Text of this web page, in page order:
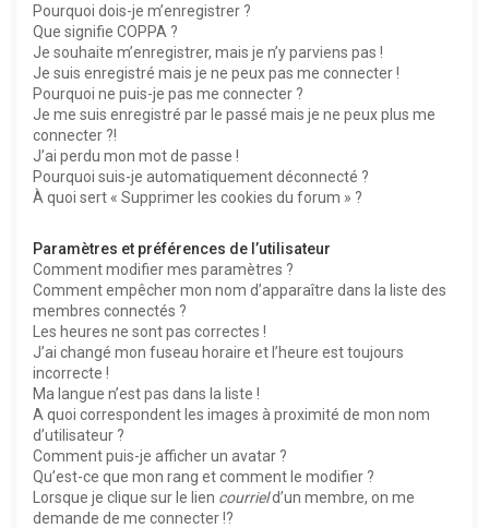
Pourquoi dois-je m’enregistrer ?
Que signifie COPPA ?
Je souhaite m’enregistrer, mais je n’y parviens pas !
Je suis enregistré mais je ne peux pas me connecter !
Pourquoi ne puis-je pas me connecter ?
Je me suis enregistré par le passé mais je ne peux plus me
connecter ?!
J’ai perdu mon mot de passe !
Pourquoi suis-je automatiquement déconnecté ?
À quoi sert « Supprimer les cookies du forum » ?
Paramètres et préférences de l’utilisateur
Comment modifier mes paramètres ?
Comment empêcher mon nom d’apparaître dans la liste des
membres connectés ?
Les heures ne sont pas correctes !
J’ai changé mon fuseau horaire et l’heure est toujours
incorrecte !
Ma langue n’est pas dans la liste !
A quoi correspondent les images à proximité de mon nom
d’utilisateur ?
Comment puis-je afficher un avatar ?
Qu’est-ce que mon rang et comment le modifier ?
Lorsque je clique sur le lien courrield’un membre, on me
demande de me connecter !?